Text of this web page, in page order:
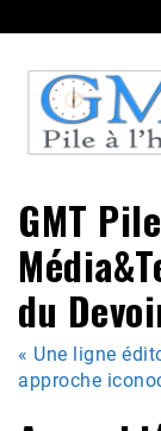
to
content
GMT
du
« Une ligne
approche